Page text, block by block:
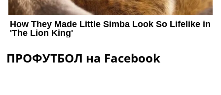
ПРОФУТБОЛ на Facebook